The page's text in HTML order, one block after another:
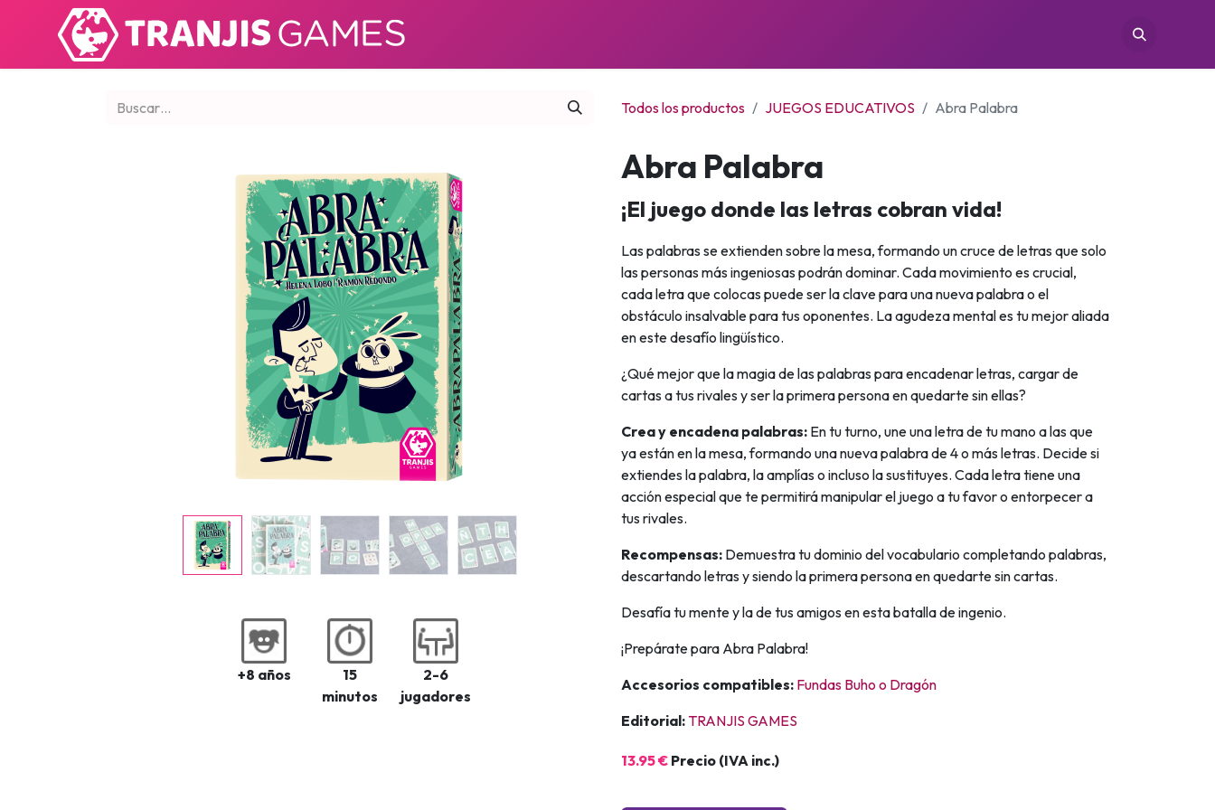
Todos los productos JUEGOS EDUCATIVOS Abra Palabra
+8 años
15
minutos
2-6
jugadores
Abra Palabra
¡El juego donde las letras cobran vida!
Las palabras se extienden sobre la mesa, formando un cruce de letras que solo
las personas más ingeniosas podrán dominar. Cada movimiento es crucial,
cada letra que colocas puede ser la clave para una nueva palabra o el
obstáculo insalvable para tus oponentes. La agudeza mental es tu mejor aliada
en este desafío lingüístico.
¿Qué mejor que la magia de las palabras para encadenar letras, cargar de
cartas a tus rivales y ser la primera persona en quedarte sin ellas?
Crea y encadena palabras: En tu turno, une una letra de tu mano a las que
ya están en la mesa, formando una nueva palabra de 4 o más letras. Decide si
extiendes la palabra, la amplías o incluso la sustituyes. Cada letra tiene una
acción especial que te permitirá manipular el juego a tu favor o entorpecer a
tus rivales.
Recompensas: Demuestra tu dominio del vocabulario completando palabras,
descartando letras y siendo la primera persona en quedarte sin cartas.
Desafía tu mente y la de tus amigos en esta batalla de ingenio.
¡Prepárate para Abra Palabra!
Accesorios compatibles: Fundas Buho o Dragón
Editorial: TRANJIS GAMES
13.95 € Precio (IVA inc.)